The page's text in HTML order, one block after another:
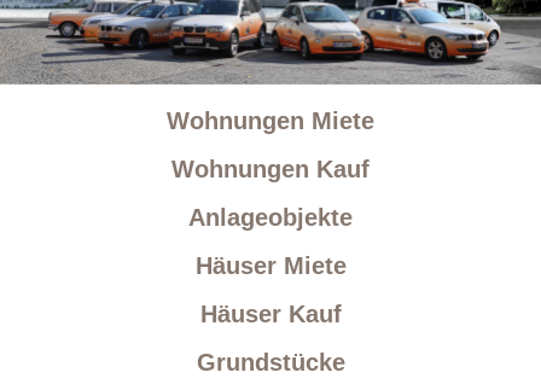
Wohnungen Miete
Wohnungen Kauf
Anlageobjekte
Häuser Miete
Häuser Kauf
Grundstücke